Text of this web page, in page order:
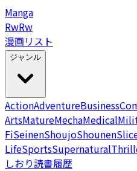
Manga
RwRw
漫画リスト
ジャンル
ActionAdventureBusiness
ArtsMatureMechaMedical
FiSeinenShoujoShounen
LifeSportsSupernatural
しおり読書履歴